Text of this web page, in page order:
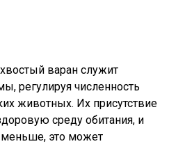
варан служит
регулируя численность
животных. Их присутствие
среду обитания, и
меньше, это может